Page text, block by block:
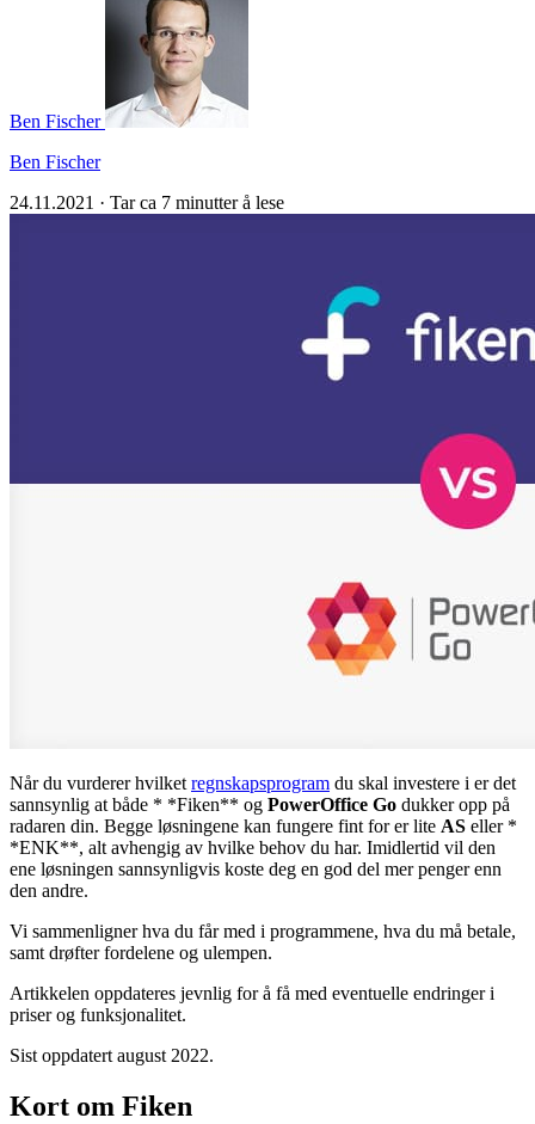
Ben Fischer
Ben Fischer
24.11.2021 · Tar ca 7 minutter å lese
Når du vurderer hvilket regnskapsprogram du skal investere i er det
sannsynlig at både * *Fiken** og PowerOffice Go dukker opp på
radaren din. Begge løsningene kan fungere fint for er lite AS eller *
*ENK**, alt avhengig av hvilke behov du har. Imidlertid vil den
ene løsningen sannsynligvis koste deg en god del mer penger enn
den andre.
Vi sammenligner hva du får med i programmene, hva du må betale,
samt drøfter fordelene og ulempen.
Artikkelen oppdateres jevnlig for å få med eventuelle endringer i
priser og funksjonalitet.
Sist oppdatert august 2022.
Kort om Fiken